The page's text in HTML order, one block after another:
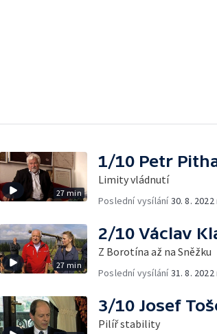
27 min
1/10 Petr
Limity vládnutí
Poslední vysílání30. 8. 2022
27 min
2/10 Václav
Z Borotína až na Sněžku
Poslední vysílání31. 8. 2022
3/10 Josef
Pilíř stability